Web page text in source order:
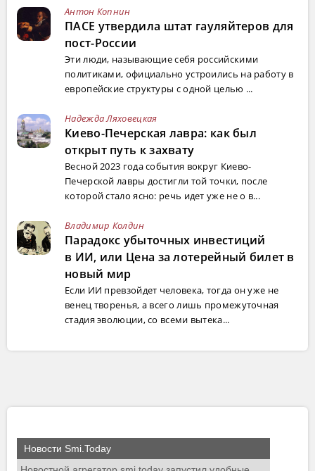
Антон Копнин
ПАСЕ утвердила штат гауляйтеров для
пост-России
Эти люди, называющие себя российскими
политиками, официально устроились на работу в
европейские структуры с одной целью ...
Надежда Ляховецкая
Киево-Печерская лавра: как был
открыт путь к захвату
Весной 2023 года события вокруг Киево-
Печерской лавры достигли той точки, после
которой стало ясно: речь идет уже не о в...
Владимир Колдин
Парадокс убыточных инвестиций
в ИИ, или Цена за лотерейный билет в
новый мир
Если ИИ превзойдет человека, тогда он уже не
венец творенья, а всего лишь промежуточная
стадия эволюции, со всеми вытека...